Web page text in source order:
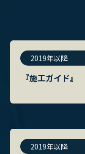
2019年以降
『施工ガイド
2019年以降